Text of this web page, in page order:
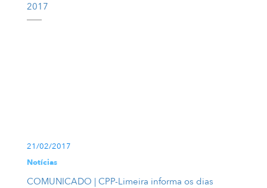
2017
21/02/2017
Notícias
COMUNICADO | CPP-Limeira informa os dias